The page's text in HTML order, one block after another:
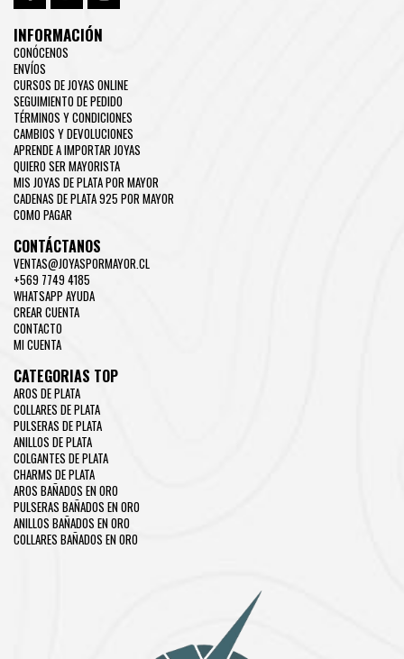
INFORMACIÓN
CONÓCENOS
ENVÍOS
CURSOS DE JOYAS ONLINE
SEGUIMIENTO DE PEDIDO
TÉRMINOS Y CONDICIONES
CAMBIOS Y DEVOLUCIONES
APRENDE A IMPORTAR JOYAS
QUIERO SER MAYORISTA
MIS JOYAS DE PLATA POR MAYOR
CADENAS DE PLATA 925 POR MAYOR
COMO PAGAR
CONTÁCTANOS
VENTAS@JOYASPORMAYOR.CL
+569 7749 4185
WHATSAPP AYUDA
CREAR CUENTA
CONTACTO
MI CUENTA
CATEGORIAS TOP
AROS DE PLATA
COLLARES DE PLATA
PULSERAS DE PLATA
ANILLOS DE PLATA
COLGANTES DE PLATA
CHARMS DE PLATA
AROS BAÑADOS EN ORO
PULSERAS BAÑADOS EN ORO
ANILLOS BAÑADOS EN ORO
COLLARES BAÑADOS EN ORO